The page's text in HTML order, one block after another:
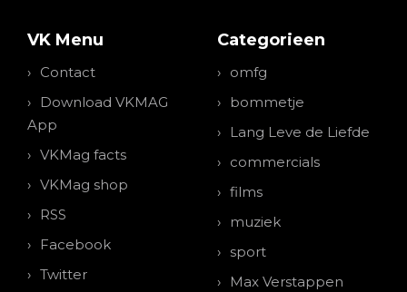
VK Menu
Contact
Download VKMAG
App
VKMag facts
VKMag shop
RSS
Facebook
Twitter
Categorieen
omfg
bommetje
Lang Leve de Liefde
commercials
films
muziek
sport
Max Verstappen